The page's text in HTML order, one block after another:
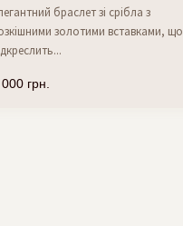
браслет зі срібла з
золотими вставками, що
грн.